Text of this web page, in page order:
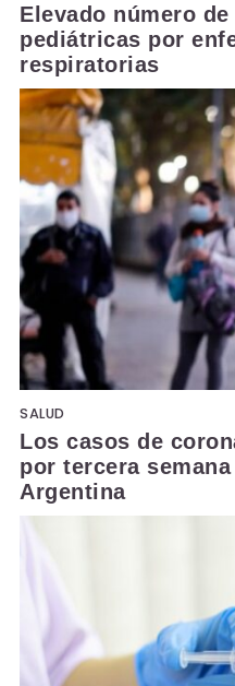
Elevado número
pediátricas por
respiratorias
SALUD
Los casos de
por tercera
Argentina